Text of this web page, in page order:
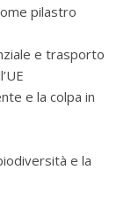
pilastro
e trasporto
e la colpa in
e la